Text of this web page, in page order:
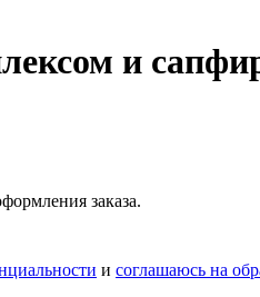
и
заказа.
и соглашаюсь на